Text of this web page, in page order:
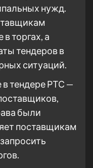
нужд.
в торгах, а
тендеров в
ситуаций.
тендере РТС —
были
поставщикам